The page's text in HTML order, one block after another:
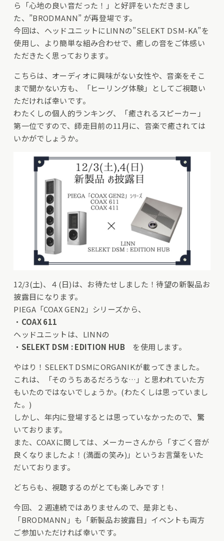
ら「心地の良い音だった！」と好評をいただきまし
た、”BRODMANN” が再登場です。
今回は、ヘッドユニットにLINNの”SELEKT DSM-KA”を
使用し、より簡単な組み合わせで、癒しの音をご体感い
ただきたく思っております。
こちらは、オーディオに興味がない女性や、音楽をそこ
まで聞かない方も、「ヒーリング体験」としてご視聴い
ただければ幸いです。
わたくしの個人的ランキング、「癒されるスピーカー」
第一位ですので、師走目前の11月に、音楽で癒されては
いかがでしょうか。
12/3(土)、４(日)は、お待たせしました！待望の新製品お
披露目になります。
PIEGA「COAX GEN2」シリーズから、
・ COAX 611
ヘッドユニットは、LINNの
・ SELEKT DSM : EDITION HUB を使用します。
やはり！SELEKT DSMにORGANIKが載ってきました。
これは、「そのうちあるだろうな…」と思われていた方
もいたのではないでしょうか。(わたくしは思っていまし
た。)
しかし、年内に登場するとは思っていなかったので、驚
いております。
また、COAXに関しては、メーカーさんから「すごく音が
良くなりましたよ！(満面の笑み)」というお言葉をいた
だいております。
どちらも、視聴するのがとても楽しみです！
今回、２週連続ではありませんので、是非とも、
「BRODMANN」も「新製品お披露目」イベントも両方
ご参加いただければ幸いです。